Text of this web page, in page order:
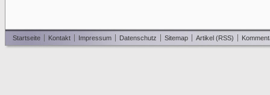
Startseite Kontakt Impressum Datenschutz Sitemap Artikel (RSS)